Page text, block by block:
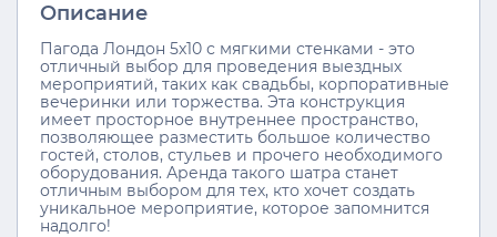
Описание
Пагода Лондон 5x10 с мягкими стенками - это
отличный выбор для проведения выездных
мероприятий, таких как свадьбы, корпоративные
вечеринки или торжества. Эта конструкция
имеет просторное внутреннее пространство,
позволяющее разместить большое количество
гостей, столов, стульев и прочего необходимого
оборудования. Аренда такого шатра станет
отличным выбором для тех, кто хочет создать
уникальное мероприятие, которое запомнится
надолго!